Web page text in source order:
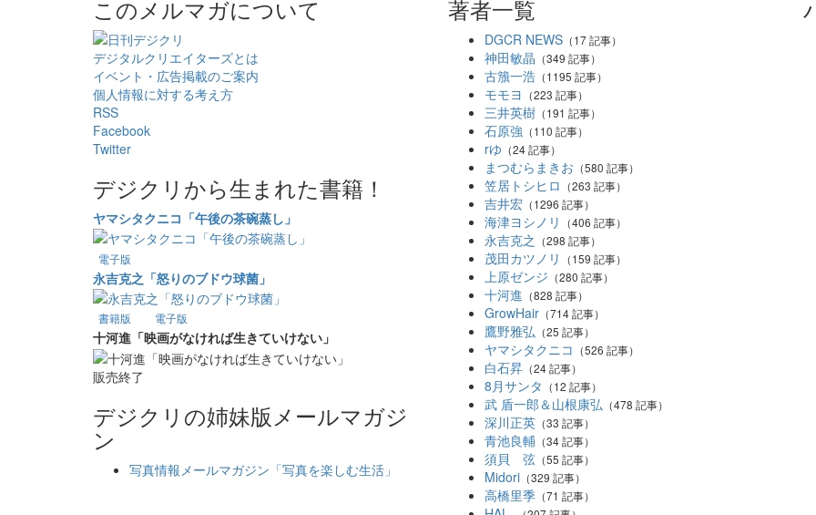
このメルマガについて
デジタルクリエイターズとは
イベント・広告掲載のご案内
個人情報に対する考え方
RSS
Facebook
Twitter
デジクリから生まれた書籍！
ヤマシタクニコ「午後の茶碗蒸し」
電子版
永吉克之「怒りのブドウ球菌」
書籍版 電子版
十河進「映画がなければ生きていけない」
販売終了
デジクリの姉妹版メールマガジ
ン
写真情報メールマガジン「写真を楽しむ生活」
著者一覧
DGCR NEWS （17 記事）
神田敏晶 （349 記事）
古籏一浩 （1195 記事）
モモヨ （223 記事）
三井英樹 （191 記事）
石原強 （110 記事）
rゆ （24 記事）
まつむらまきお （580 記事）
笠居トシヒロ （263 記事）
吉井宏 （1296 記事）
海津ヨシノリ （406 記事）
永吉克之 （298 記事）
茂田カツノリ （159 記事）
上原ゼンジ （280 記事）
十河進 （828 記事）
GrowHair （714 記事）
鷹野雅弘 （25 記事）
ヤマシタクニコ （526 記事）
白石昇 （24 記事）
8月サンタ （12 記事）
武 盾一郎＆山根康弘 （478 記事）
深川正英 （33 記事）
青池良輔 （34 記事）
須貝 弦 （55 記事）
Midori （329 記事）
高橋里季 （71 記事）